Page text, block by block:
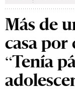
Más de
casa
“Tenía